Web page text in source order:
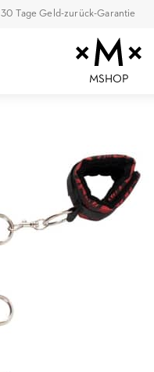
30 Tage Geld-zurück-Garantie
MSHOP